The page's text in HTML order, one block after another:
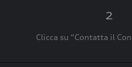
2
Clicca su “Contatta il